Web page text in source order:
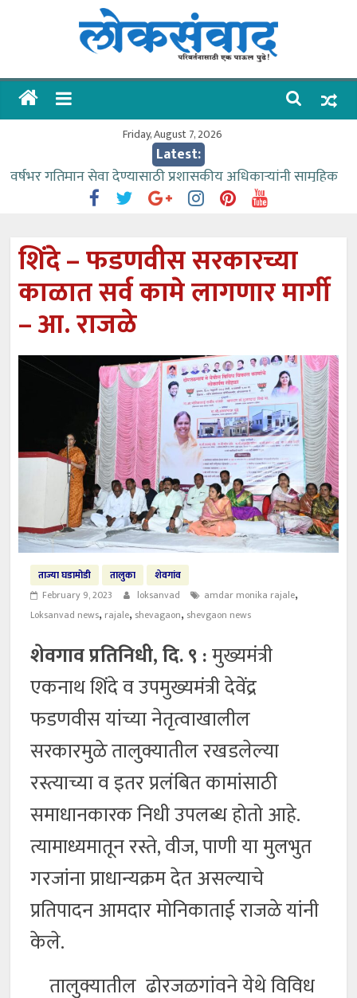
लोकसंवाद
ताज्या
Friday, August 7, 2026
Latest:
वर्षभर गतिमान सेवा देण्यासाठी प्रशासकीय अधिकाऱ्यांनी सामुहिक
प्रयत्न करावे – आमदार काळे
काळे
आत्मामालिक गुरूकूलाचे २२८ विद्यार्थी शिष्यवृत्तीस पात्र
ईच्छा आणि मेहनतीच्या बळावर यश मिळवता येते – शिवप्रसाद
आमदार आशुतोष काळे यांचा वाढदिवस विविध सामाजिक
उपक्रमांनी साजरा
शिंदे – फडणवीस सरकारच्या
काळात सर्व कामे लागणार मार्गी
– आ. राजळे
ताज्या घडामोडी तालुका
शेवगांव
February 9, 2023
loksanvad amdar monika rajale,
Loksanvad news, rajale, shevagaon, shevgaon news
शेवगाव प्रतिनिधी, दि. ९ :मुख्यमंत्री
एकनाथ शिंदे व उपमुख्यमंत्री देवेंद्र
फडणवीस यांच्या नेतृत्वाखालील
सरकारमुळे तालुक्यातील रखडलेल्या
रस्त्याच्या व इतर प्रलंबित कामांसाठी
समाधानकारक निधी उपलब्ध होतो आहे.
त्यामाध्यमातून रस्ते, वीज, पाणी या मुलभुत
गरजांना प्राधान्यक्रम देत असल्याचे
प्रतिपादन आमदार मोनिकाताई राजळे यांनी
केले.
तालुक्यातील ढोरजळगांवने येथे विविध